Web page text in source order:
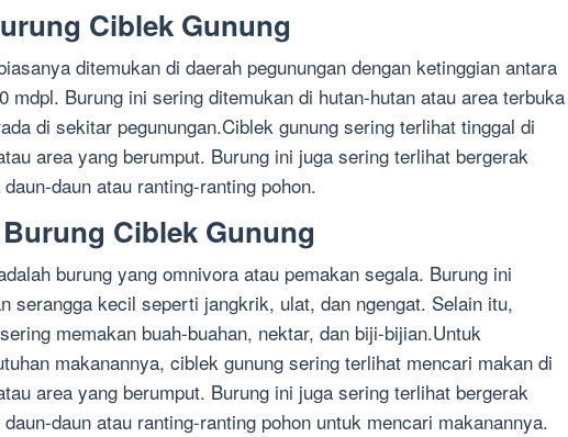
Ciblek Gunung
ditemukan di daerah pegunungan dengan ketinggian antara
mdpl. Burung ini sering ditemukan di hutan-hutan atau area terbuka
di sekitar pegunungan.Ciblek gunung sering terlihat tinggal di
area yang berumput. Burung ini juga sering terlihat bergerak
daun atau ranting-ranting pohon.
Ciblek Gunung
burung yang omnivora atau pemakan segala. Burung ini
serangga kecil seperti jangkrik, ulat, dan ngengat. Selain itu,
memakan buah-buahan, nektar, dan biji-bijian.Untuk
makanannya, ciblek gunung sering terlihat mencari makan di
area yang berumput. Burung ini juga sering terlihat bergerak
daun atau ranting-ranting pohon untuk mencari makanannya.